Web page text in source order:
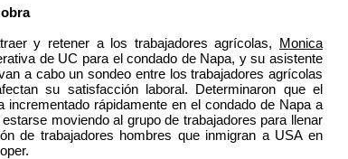
y retener a los trabajadores agrícolas, Monica
de UC para el condado de Napa, y su asistente
a cabo un sondeo entre los trabajadores agrícolas
su satisfacción laboral. Determinaron que el
rápidamente en el condado de Napa a
moviendo al grupo de trabajadores para llenar
de trabajadores hombres que inmigran a USA en